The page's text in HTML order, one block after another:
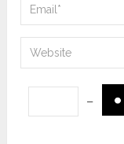
−